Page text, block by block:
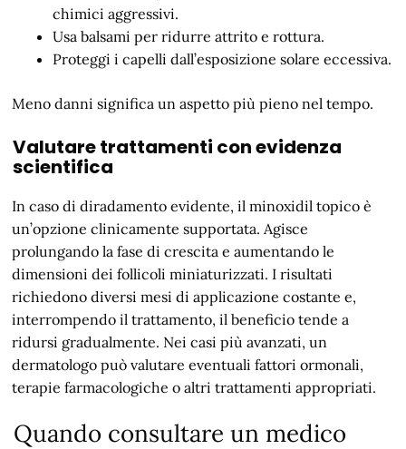
chimici aggressivi.
Usa balsami per ridurre attrito e rottura.
Proteggi i capelli dall’esposizione solare eccessiva.
Meno danni significa un aspetto più pieno nel tempo.
Valutare trattamenti con evidenza
scientifica
In caso di diradamento evidente, il minoxidil topico è
un’opzione clinicamente supportata. Agisce
prolungando la fase di crescita e aumentando le
dimensioni dei follicoli miniaturizzati. I risultati
richiedono diversi mesi di applicazione costante e,
interrompendo il trattamento, il beneficio tende a
ridursi gradualmente. Nei casi più avanzati, un
dermatologo può valutare eventuali fattori ormonali,
terapie farmacologiche o altri trattamenti appropriati.
Quando consultare un medico